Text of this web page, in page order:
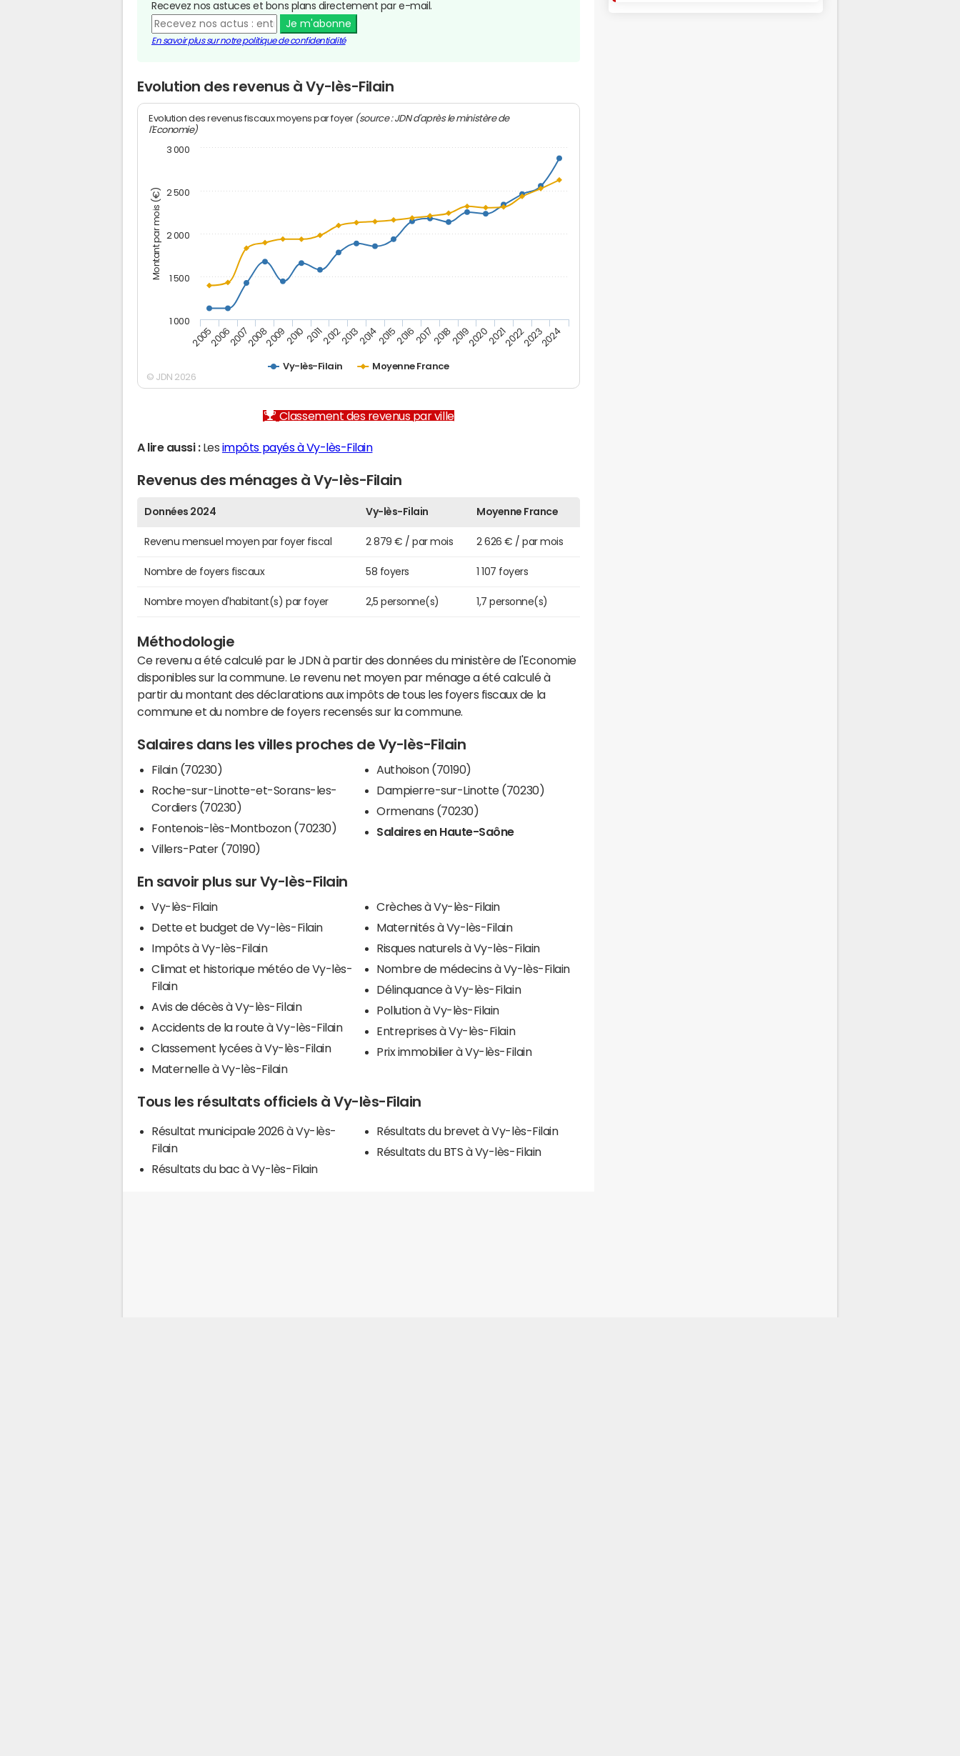
Recevez nos astuces et bons plans directement par e-mail.
Je m'abonne
En savoir plus sur notre politique de confidentialité
Evolution des revenus à Vy-lès-Filain
Montant par mois (€)
Evolution des revenus fiscaux moyens par foyer (source : JDN d'après le ministère de
l'Economie)
Vy-lès-Filain Moyenne France
200520062007200820092010 20112012201320142015201620172018201920202021202220232024
1 000
1 500
2 000
2 500
3 000
© JDN 2026
Classement des revenus par ville
A lire aussi :Les impôts payés à Vy-lès-Filain
Revenus des ménages à Vy-lès-Filain
Données 2024 Vy-lès-Filain Moyenne France
Revenu mensuel moyen par foyer fiscal 2 879 € / par mois 2 626 € / par mois
Nombre de foyers fiscaux 58 foyers 1 107 foyers
Nombre moyen d'habitant(s) par foyer 2,5 personne(s) 1,7 personne(s)
Méthodologie
Ce revenu a été calculé par le JDN à partir des données du ministère de l'Economie
disponibles sur la commune. Le revenu net moyen par ménage a été calculé à
partir du montant des déclarations aux impôts de tous les foyers fiscaux de la
commune et du nombre de foyers recensés sur la commune.
Salaires dans les villes proches de Vy-lès-Filain
Filain (70230)
Roche-sur-Linotte-et-Sorans-les-
Cordiers (70230)
Fontenois-lès-Montbozon (70230)
Villers-Pater (70190)
Authoison (70190)
Dampierre-sur-Linotte (70230)
Ormenans (70230)
Salaires en Haute-Saône
En savoir plus sur Vy-lès-Filain
Vy-lès-Filain
Dette et budget de Vy-lès-Filain
Impôts à Vy-lès-Filain
Climat et historique météo de Vy-lès-
Filain
Avis de décès à Vy-lès-Filain
Accidents de la route à Vy-lès-Filain
Classement lycées à Vy-lès-Filain
Maternelle à Vy-lès-Filain
Crèches à Vy-lès-Filain
Maternités à Vy-lès-Filain
Risques naturels à Vy-lès-Filain
Nombre de médecins à Vy-lès-Filain
Délinquance à Vy-lès-Filain
Pollution à Vy-lès-Filain
Entreprises à Vy-lès-Filain
Prix immobilier à Vy-lès-Filain
Tous les résultats officiels à Vy-lès-Filain
Résultat municipale 2026 à Vy-lès-
Filain
Résultats du bac à Vy-lès-Filain
Résultats du brevet à Vy-lès-Filain
Résultats du BTS à Vy-lès-Filain